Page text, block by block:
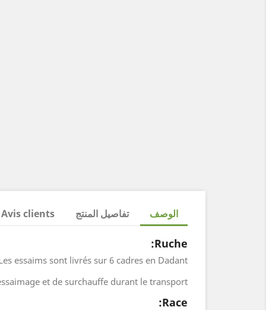
الوصف تفاصيل المنتج Avis clients
Ruche:
essaims sont livrés sur 6 cadres en Dadant.
et de surchauffe durant le transport.
Race: